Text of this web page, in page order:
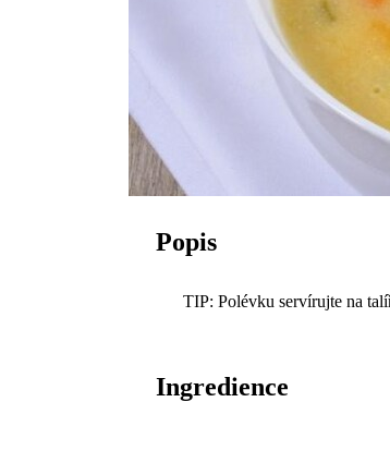
Popis
TIP: Polévku servírujte na
Ingredience